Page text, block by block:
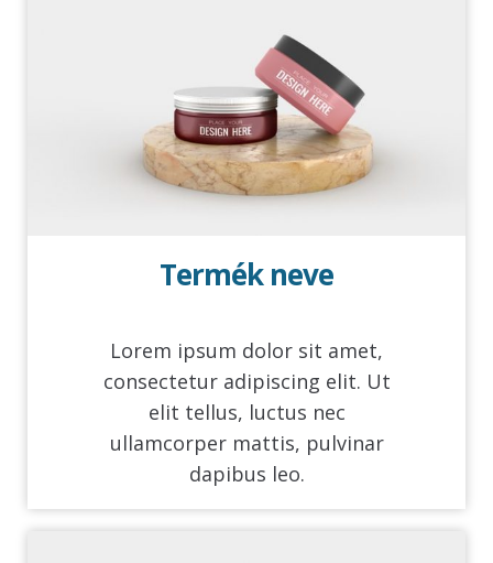
Termék neve
Lorem ipsum dolor sit amet,
consectetur adipiscing elit. Ut
elit tellus, luctus nec
ullamcorper mattis, pulvinar
dapibus leo.